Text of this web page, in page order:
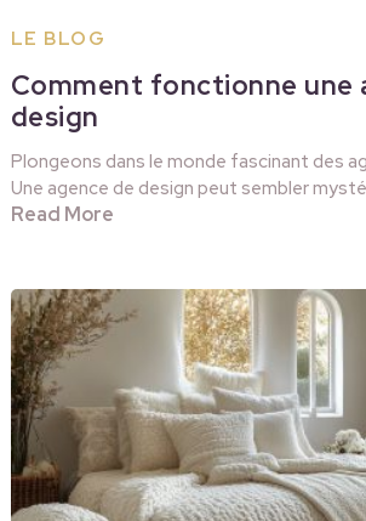
LE BLOG
Comment fonctionne une
design
Plongeons dans le monde fascinant des
Une agence de design peut sembler
Read More